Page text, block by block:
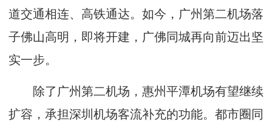
道交通相连、高铁通达。如今，广州第二机场落
子佛山高明，即将开建，广佛同城再向前迈出坚
实一步。
除了广州第二机场，惠州平潭机场有望继续
扩容，承担深圳机场客流补充的功能。都市圈同